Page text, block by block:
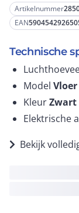
Artikelnummer
EAN
Technische
Model Vloer
KleurZwart
Elektrische
Bekijk